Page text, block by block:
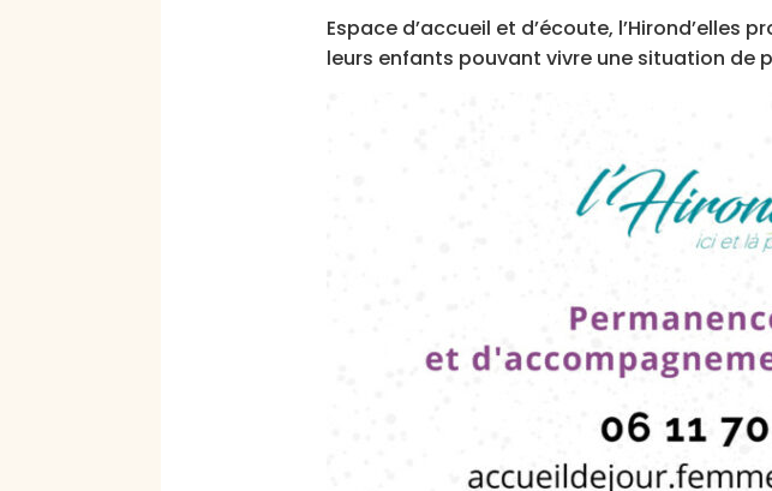
Espace d’accueil et d’écoute,
leurs enfants pouvant vivre une situation de